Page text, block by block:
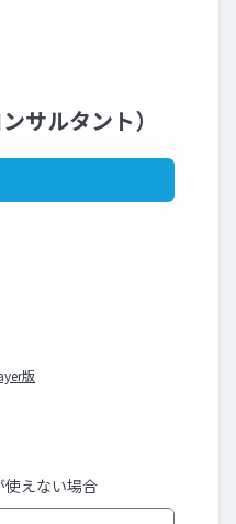
サルタント）
版
使えない場合